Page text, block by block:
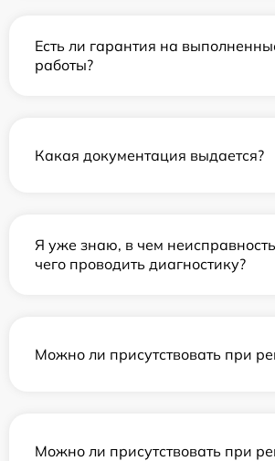
Есть ли гарантия на
работы?
Какая документация выдается?
Я уже знаю, в чем
чего проводить диагностику?
Можно ли присутствовать при
Можно ли присутствовать при